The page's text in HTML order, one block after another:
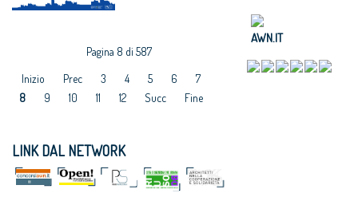
Pagina 8 di 587
Inizio
Prec 3 4 5 6
7
8
9 10 11 12 Succ Fine
LINK DAL NETWORK
AWN.IT